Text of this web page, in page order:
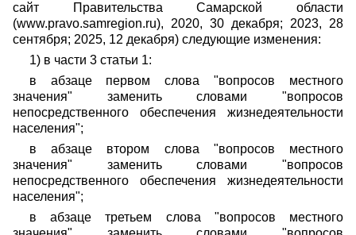
сайт Правительства Самарской области
(www.pravo.samregion.ru), 2020, 30 декабря; 2023, 28
сентября; 2025, 12 декабря) следующие изменения:
1) в части 3 статьи 1:
в абзаце первом слова "вопросов местного
значения" заменить словами "вопросов
непосредственного обеспечения жизнедеятельности
населения";
в абзаце втором слова "вопросов местного
значения" заменить словами "вопросов
непосредственного обеспечения жизнедеятельности
населения";
в абзаце третьем слова "вопросов местного